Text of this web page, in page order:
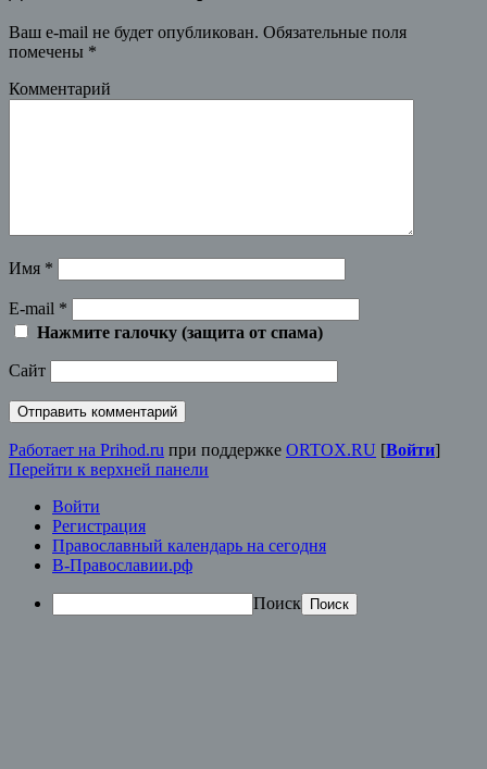
Ваш e-mail не будет опубликован. Обязательные поля
помечены *
Комментарий
Имя *
E-mail *
Нажмите галочку (защита от спама)
Сайт
Работает на Prihod.ru при поддержке ORTOX.RU [Войти]
Перейти к верхней панели
Войти
Регистрация
Православный календарь на сегодня
В-Православии.рф
Поиск